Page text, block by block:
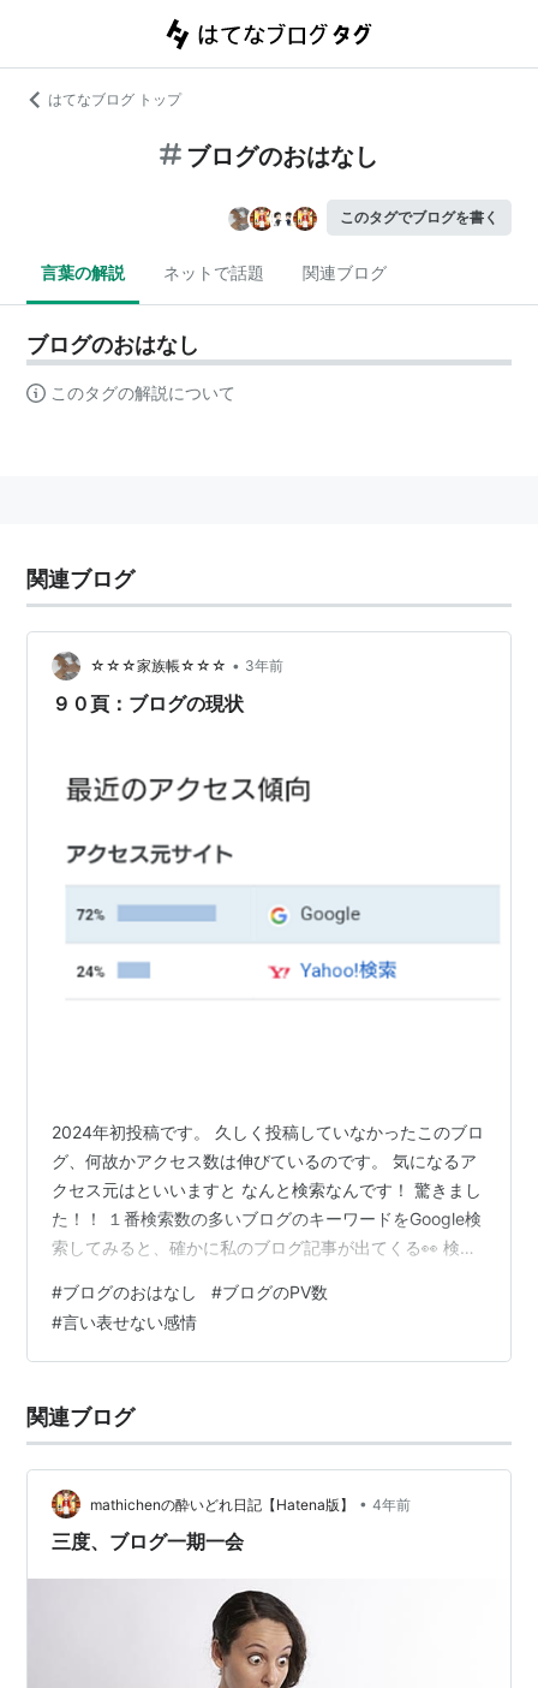
はてなブログ トップ
ブログのおはなし
このタグでブログを書く
言葉の解説 ネットで話題 関連ブログ
ブログのおはなし
このタグの解説について
関連ブログ
☆☆☆家族帳☆☆☆ • 3年前
９０頁：ブログの現状
2024年初投稿です。 久しく投稿していなかったこのブロ
グ、何故かアクセス数は伸びているのです。 気になるア
クセス元はといいますと なんと検索なんです！ 驚きまし
た！！ １番検索数の多いブログのキーワードをGoogle検
索してみると、確かに私のブログ記事が出てくる👀 検索
なんて。 私なんかが発信する情報が誰かの検索にあが
る。 なんて表現すれば適当かなんとも言えないけど、 感
動と不思議な気持ちが入り交じってます。
#ブログのおはなし #ブログのPV数
#言い表せない感情
関連ブログ
mathichenの酔いどれ日記【Hatena版】 • 4年前
三度、ブログ一期一会